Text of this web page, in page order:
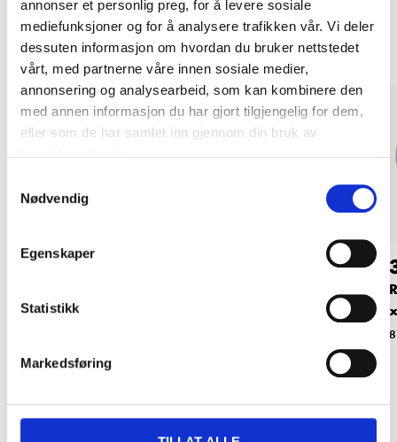
annonser et personlig preg, for å levere sosiale
mediefunksjoner og for å analysere trafikken vår. Vi deler
dessuten informasjon om hvordan du bruker nettstedet
vårt, med partnerne våre innen sosiale medier,
annonsering og analysearbeid, som kan kombinere den
med annen informasjon du har gjort tilgjengelig for dem,
eller som de har samlet inn gjennom din bruk av
Nødvendig
Egenskaper
Statistikk
Markedsføring
Andre kunder har også kjøpt
2990
kantet, R8